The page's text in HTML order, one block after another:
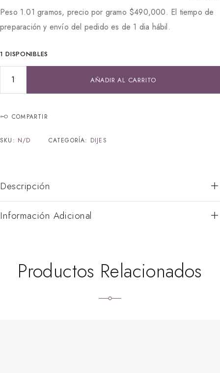
Peso 1.01 gramos, precio por gramo $490,000. El tiempo de
preparación y envío del pedido es de 1 dia hábil.
1 DISPONIBLES
AÑADIR AL CARRITO
COMPARTIR
SKU: N/D CATEGORÍA: DIJES
Descripción
Información Adicional
Productos Relacionados